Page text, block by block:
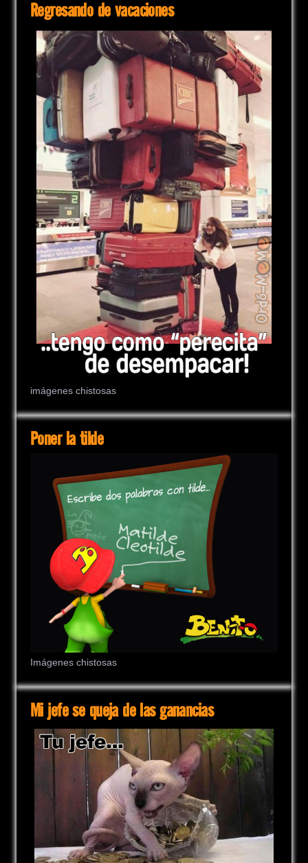
Regresando de vacaciones
imágenes chistosas
Poner la tilde
Imágenes chistosas
Mi jefe se queja de las ganancias